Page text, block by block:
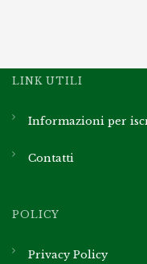
LINK UTILI
Informazioni per
Contatti
POLICY
Privacy Policy